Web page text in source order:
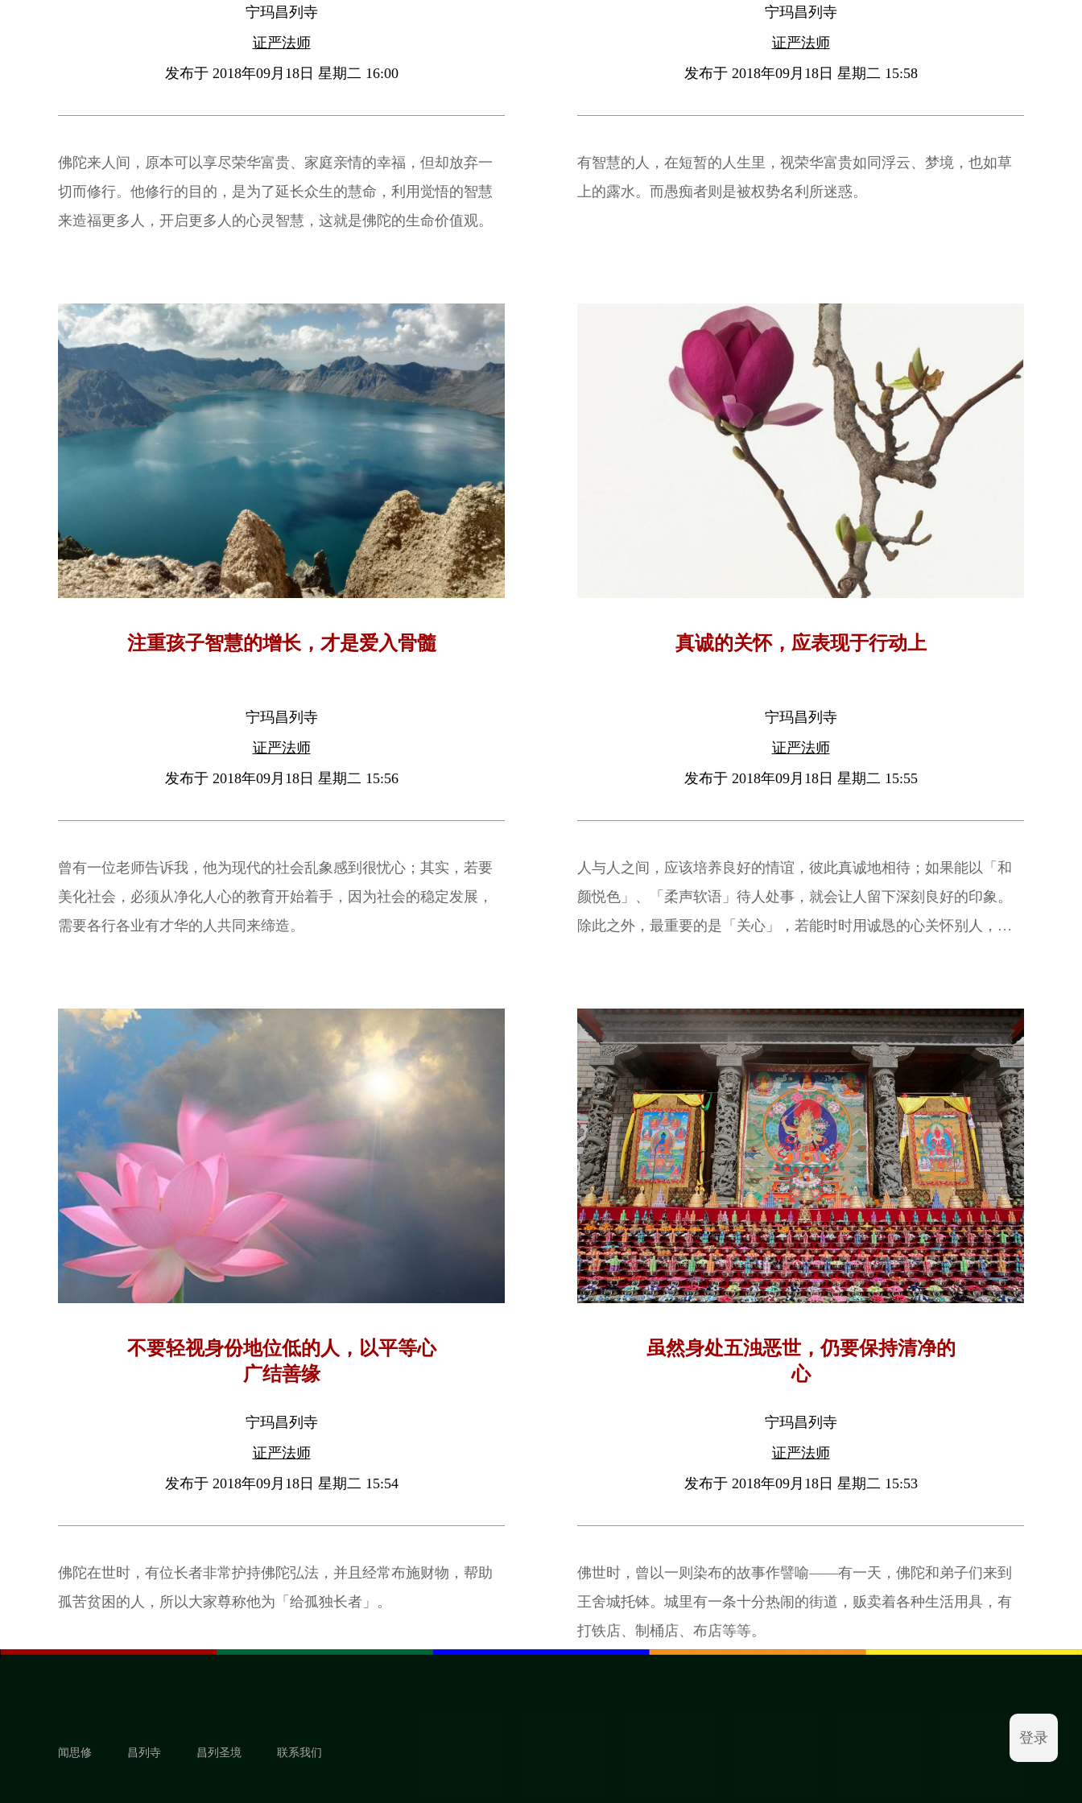
宁玛昌列寺
证严法师
发布于 2018年09月18日 星期二 16:00
佛陀来人间，原本可以享尽荣华富贵、家庭亲情的幸福，但却放弃一
切而修行。他修行的目的，是为了延长众生的慧命，利用觉悟的智慧
来造福更多人，开启更多人的心灵智慧，这就是佛陀的生命价值观。
宁玛昌列寺
证严法师
发布于 2018年09月18日 星期二 15:58
有智慧的人，在短暂的人生里，视荣华富贵如同浮云、梦境，也如草
上的露水。而愚痴者则是被权势名利所迷惑。
注重孩子智慧的增长，才是爱入骨髓
宁玛昌列寺
证严法师
发布于 2018年09月18日 星期二 15:56
曾有一位老师告诉我，他为现代的社会乱象感到很忧心；其实，若要
美化社会，必须从净化人心的教育开始着手，因为社会的稳定发展，
需要各行各业有才华的人共同来缔造。
真诚的关怀，应表现于行动上
宁玛昌列寺
证严法师
发布于 2018年09月18日 星期二 15:55
人与人之间，应该培养良好的情谊，彼此真诚地相待；如果能以「和
颜悦色」、「柔声软语」待人处事，就会让人留下深刻良好的印象。
除此之外，最重要的是「关心」，若能时时用诚恳的心关怀别人，则
不要轻视身份地位低的人，以平等心
广结善缘
宁玛昌列寺
证严法师
发布于 2018年09月18日 星期二 15:54
佛陀在世时，有位长者非常护持佛陀弘法，并且经常布施财物，帮助
孤苦贫困的人，所以大家尊称他为「给孤独长者」。
虽然身处五浊恶世，仍要保持清净的
心
宁玛昌列寺
证严法师
发布于 2018年09月18日 星期二 15:53
佛世时，曾以一则染布的故事作譬喻——有一天，佛陀和弟子们来到
王舍城托钵。城里有一条十分热闹的街道，贩卖着各种生活用具，有
打铁店、制桶店、布店等等。
闻思修 昌列寺 昌列圣境 联系我们
登录